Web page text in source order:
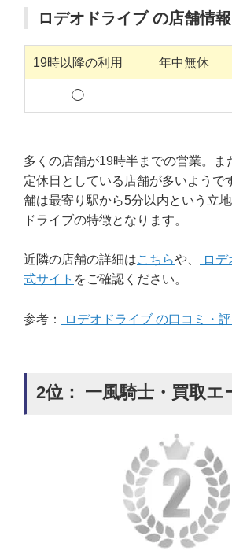
ロデオドライブ の店舗情報
19時以降の利用 年中無休
◯
多くの店舗が19時半までの営業。ま
定休日としている店舗が多いようで
舗は最寄り駅から5分以内という立
ドライブの特徴となります。
近隣の店舗の詳細はこちらや、
ロ
式サイト をご確認ください。
参考： ロデオドライブ の口コミ・
2位： 一風騎士・買取エ